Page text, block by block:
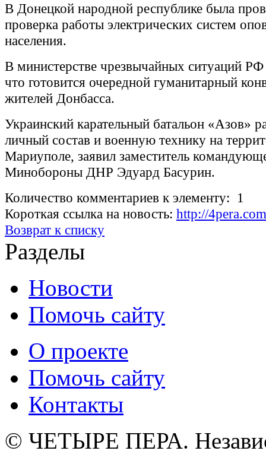
В Донецкой народной республике была
проверка работы электрических систем
населения.
В министерстве чрезвычайных ситуаций
что готовится очередной гуманитарный
жителей Донбасса.
Украинский карательный батальон «Азов»
личный состав и военную технику на
Мариуполе, заявил заместитель
Минобороны ДНР Эдуард Басурин.
Количество комментариев к элементу: 1
Короткая ссылка на новость: http://
Возврат к списку
Разделы
Новости
Помочь сайту
О проекте
Помочь сайту
Контакты
© ЧЕТЫРЕ ПЕРА.